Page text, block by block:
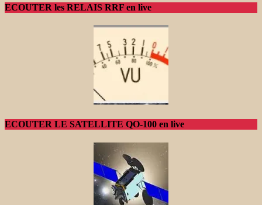
ECOUTER les RELAIS RRF en live
ECOUTER LE SATELLITE QO-100 en live